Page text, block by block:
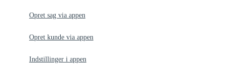
Opret sag via appen
Opret kunde via appen
Indstillinger i appen